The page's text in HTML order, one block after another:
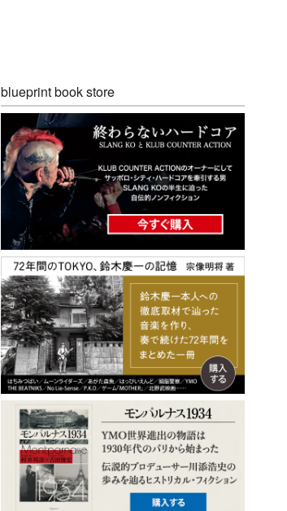
blueprint book store